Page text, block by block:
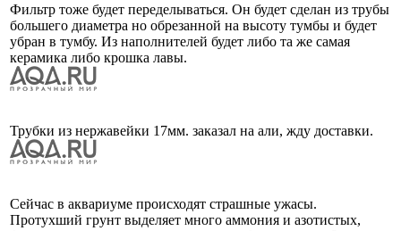
Фильтр тоже будет переделываться. Он будет сделан из трубы
большего диаметра но обрезанной на высоту тумбы и будет
убран в тумбу. Из наполнителей будет либо та же самая
керамика либо крошка лавы.
Трубки из нержавейки 17мм. заказал на али, жду доставки.
Сейчас в аквариуме происходят страшные ужасы.
Протухший грунт выделяет много аммония и азотистых,